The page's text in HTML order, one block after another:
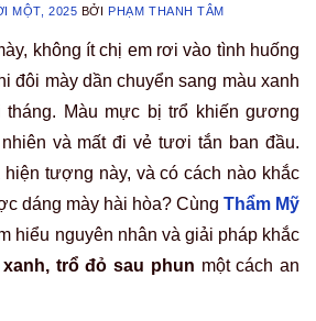
MỘT, 2025 BỞI PHẠM THANH TÂM
không ít chị em rơi vào tình huống
đôi mày dần chuyển sang màu xanh
tháng. Màu mực bị trổ khiến gương
và mất đi vẻ tươi tắn ban đầu.
tượng này, và có cách nào khắc
dáng mày hài hòa? Cùng Thẩm Mỹ
hiểu nguyên nhân và giải pháp khắc
trổ đỏ sau phun một cách an